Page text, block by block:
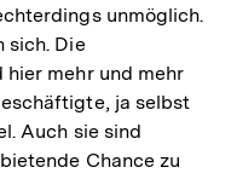
unmöglich.
sich. Die
mehr und mehr
ja selbst
Auch sie sind
Chance zu